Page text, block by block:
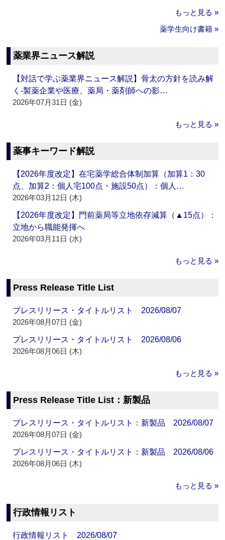
もっと見る »
薬学生向け書籍 »
薬業界ニュース解説
【対話で学ぶ薬業界ニュース解説】骨太の方針を読み解
く‐製薬企業や医療、薬局・薬剤師への影…
2026年07月31日 (金)
もっと見る »
薬事キーワード解説
【2026年度改定】在宅薬学総合体制加算（加算1：30
点、加算2：個人宅100点・施設50点）：個人…
2026年03月12日 (木)
【2026年度改定】門前薬局等立地依存減算（▲15点）：
立地から職能発揮へ
2026年03月11日 (水)
もっと見る »
Press Release Title List
プレスリリース・タイトルリスト 2026/08/07
2026年08月07日 (金)
プレスリリース・タイトルリスト 2026/08/06
2026年08月06日 (木)
もっと見る »
Press Release Title List：新製品
プレスリリース・タイトルリスト：新製品 2026/08/07
2026年08月07日 (金)
プレスリリース・タイトルリスト：新製品 2026/08/06
2026年08月06日 (木)
もっと見る »
行政情報リスト
行政情報リスト 2026/08/07